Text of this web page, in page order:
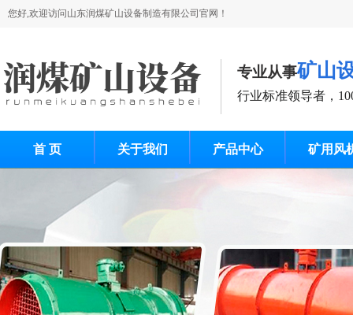
您好,欢迎访问山东润煤矿山设备制造有限公司官网！
专业从事矿山
行业标准领导者，
首 页 关于我们 产品中心 矿用风